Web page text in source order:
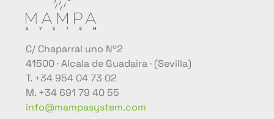
C/ Chaparral uno Nº2
41500 · Alcala de Guadaira · (Sevilla)
T. +34 954 04 73 02
M. +34 691 79 40 55
info@mampasystem.com